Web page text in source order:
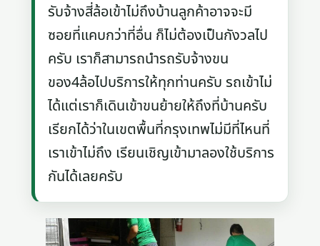
รับจ้างสี่ล้อเข้าไม่ถึงบ้านลูกค้าอาจจะมี
ซอยที่แคบกว่าที่อื่น ก็ไม่ต้องเป็นกังวลไป
ครับ เราก็สามารถนำรถรับจ้างขน
ของ4ล้อไปบริการให้ทุกท่านครับ รถเข้าไม่
ได้แต่เราก็เดินเข้าขนย้ายให้ถึงที่บ้านครับ
เรียกได้ว่าในเขตพื้นที่กรุงเทพไม่มีที่ไหนที่
เราเข้าไม่ถึง เรียนเชิญเข้ามาลองใช้บริการ
กันได้เลยครับ